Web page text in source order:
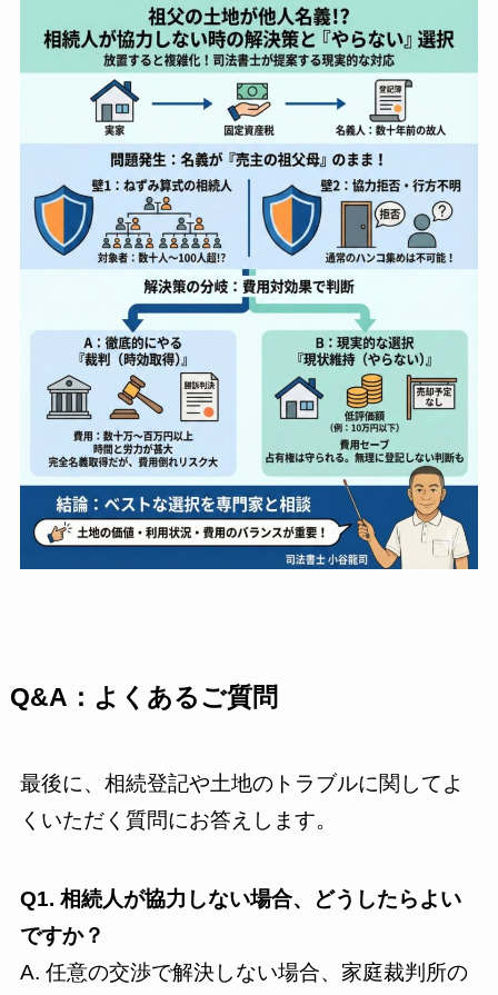
Q&A：よくあるご質問
最後に、相続登記や土地のトラブルに関してよ
くいただく質問にお答えします。
Q1. 相続人が協力しない場合、どうしたらよい
ですか？
A. 任意の交渉で解決しない場合、家庭裁判所の